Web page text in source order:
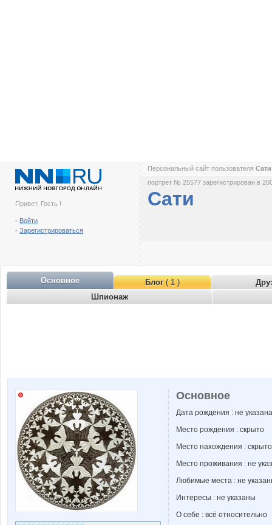
Привет, Гость !
- Войти
- Зарегистрироваться
Персональный сайт пользователя
портрет № 25577 зарегистрирован в
Сати
Основное Блог( 1 )
Шпионаж
Основное
Дата рождения : не указана
Место рождения : скрыто
Место нахождения : скрыто
Место проживания : не
Любимые места : не
Интересы : не указаны
О себе : всё относительно